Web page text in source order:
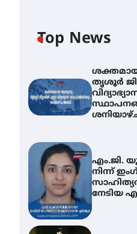
Top News
തൃശൂർ
എം.ജി.
നിന്ന്
നേടിയ